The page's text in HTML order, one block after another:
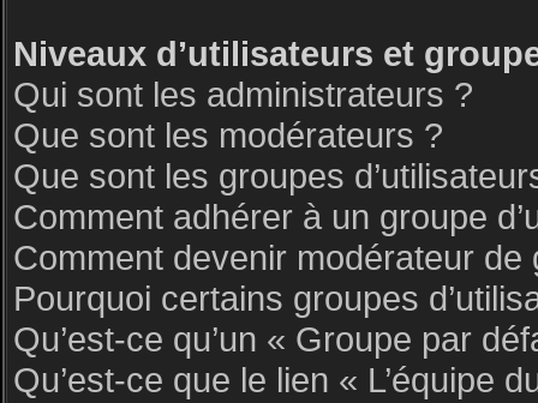
Niveaux d’utilisateurs et
Qui sont les administrateurs ?
Que sont les modérateurs ?
Que sont les groupes
Comment adhérer à un groupe
Comment devenir modérateur de
Pourquoi certains groupes
Qu’est-ce qu’un « Groupe par
Qu’est-ce que le lien « L’équipe